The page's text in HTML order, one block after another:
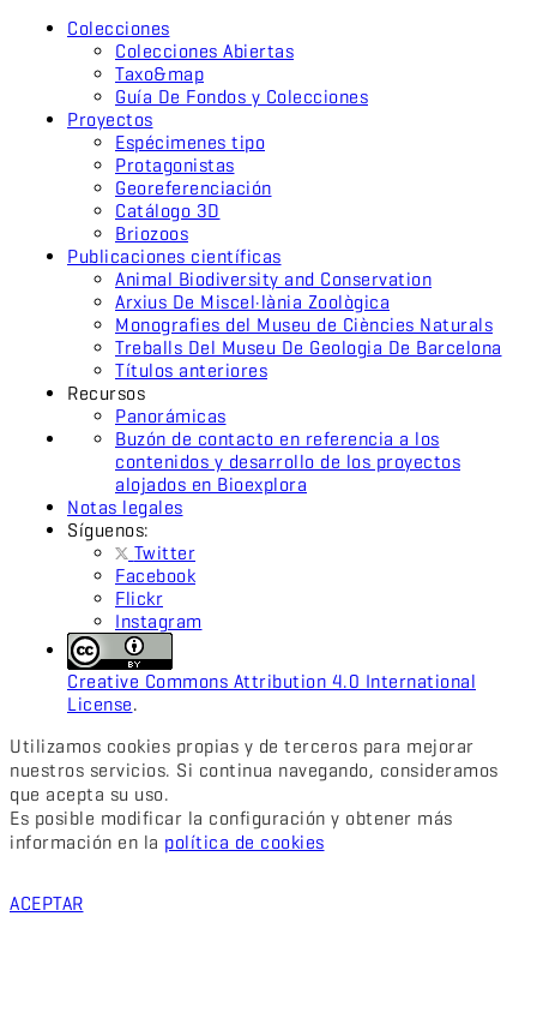
Colecciones
Colecciones Abiertas
Taxo&map
Guía De Fondos y Colecciones
Proyectos
Espécimenes tipo
Protagonistas
Georeferenciación
Catálogo 3D
Briozoos
Publicaciones científicas
Animal Biodiversity and Conservation
Arxius De Miscel·lània Zoològica
Monografies del Museu de Ciències Naturals
Treballs Del Museu De Geologia De Barcelona
Títulos anteriores
Recursos
Panorámicas
Buzón de contacto en referencia a los
contenidos y desarrollo de los proyectos
alojados en Bioexplora
Notas legales
Síguenos:
Twitter
Facebook
Flickr
Instagram
Creative Commons Attribution 4.0 International
License.
Utilizamos cookies propias y de terceros para mejorar
nuestros servicios. Si continua navegando, consideramos
que acepta su uso.
Es posible modificar la configuración y obtener más
información en la política de cookies
ACEPTAR